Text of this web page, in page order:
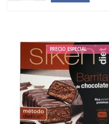
PRECIO ESPECIAL